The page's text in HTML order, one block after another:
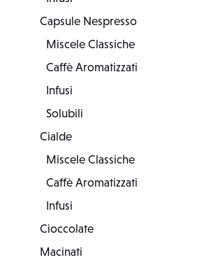
Capsule Nespresso
Miscele Classiche
Caffè Aromatizzati
Infusi
Solubili
Cialde
Miscele Classiche
Caffè Aromatizzati
Infusi
Cioccolate
Macinati